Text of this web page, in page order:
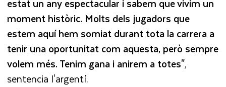
estat un any espectacular i sabem que vivim un
moment històric. Molts dels jugadors que
estem aquí hem somiat durant tota la carrera a
tenir una oportunitat com aquesta, però sempre
volem més. Tenim gana i anirem a totes",
sentencia l'argentí.